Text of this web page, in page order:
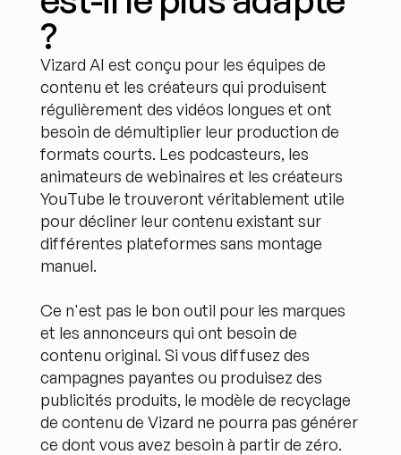
?
Vizard AI est conçu pour les équipes de
contenu et les créateurs qui produisent
régulièrement des vidéos longues et ont
besoin de démultiplier leur production de
formats courts. Les podcasteurs, les
animateurs de webinaires et les créateurs
YouTube le trouveront véritablement utile
pour décliner leur contenu existant sur
différentes plateformes sans montage
manuel.
Ce n'est pas le bon outil pour les marques
et les annonceurs qui ont besoin de
contenu original. Si vous diffusez des
campagnes payantes ou produisez des
publicités produits, le modèle de recyclage
de contenu de Vizard ne pourra pas générer
ce dont vous avez besoin à partir de zéro.